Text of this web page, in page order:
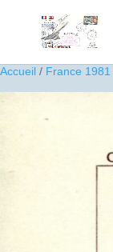
Accueil / France 1981